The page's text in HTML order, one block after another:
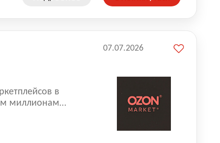
в
миллионам
07.07.2026